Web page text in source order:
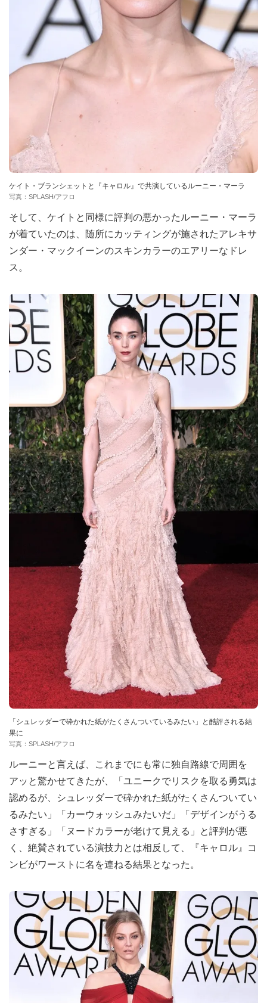
ケイト・ブランシェットと『キャロル』で共演しているルーニー・マーラ
写真：SPLASH/アフロ
そして、ケイトと同様に評判の悪かったルーニー・マーラ
が着ていたのは、随所にカッティングが施されたアレキサ
ンダー・マックイーンのスキンカラーのエアリーなドレ
ス。
「シュレッダーで砕かれた紙がたくさんついているみたい」と酷評される結
果に
写真：SPLASH/アフロ
ルーニーと言えば、これまでにも常に独自路線で周囲を
アッと驚かせてきたが、「ユニークでリスクを取る勇気は
認めるが、シュレッダーで砕かれた紙がたくさんついてい
るみたい」「カーウォッシュみたいだ」「デザインがうる
さすぎる」「ヌードカラーが老けて見える」と評判が悪
く、絶賛されている演技力とは相反して、『キャロル』コ
ンビがワーストに名を連ねる結果となった。